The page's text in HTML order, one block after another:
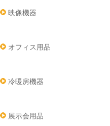
映像機器
オフィス用品
冷暖房機器
展示会用品